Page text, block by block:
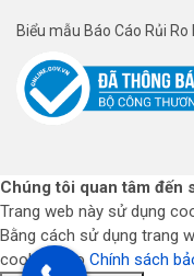
Biểu mẫu Báo Cáo Rủi
Chúng tôi quan tâm đến
Trang web này sử dụng
Bằng cách sử dụng trang
cookie theoChính sách